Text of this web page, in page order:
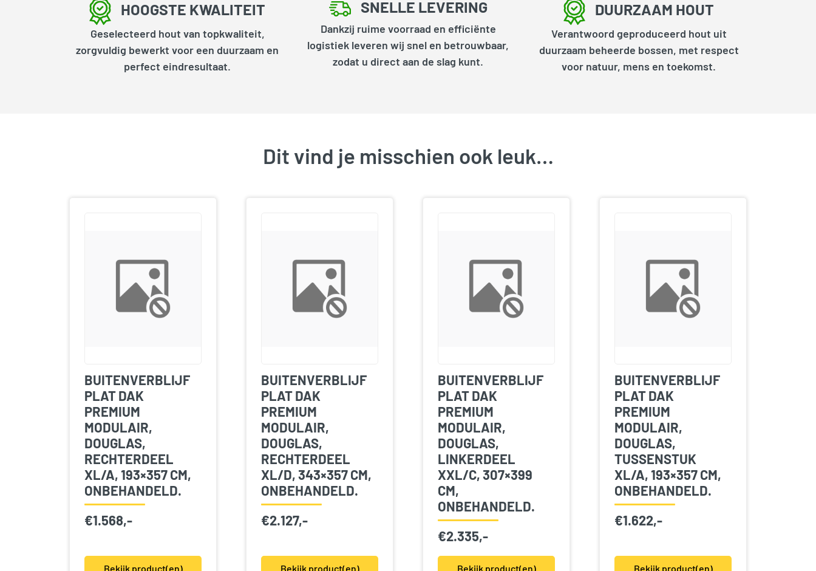
HOOGSTE KWALITEIT
Geselecteerd hout van topkwaliteit,
zorgvuldig bewerkt voor een duurzaam en
perfect eindresultaat.
SNELLE LEVERING
Dankzij ruime voorraad en efficiënte
logistiek leveren wij snel en betrouwbaar,
zodat u direct aan de slag kunt.
DUURZAAM HOUT
Verantwoord geproduceerd hout uit
duurzaam beheerde bossen, met respect
voor natuur, mens en toekomst.
Dit vind je misschien ook leuk…
BUITENVERBLIJF
PLAT DAK
PREMIUM
MODULAIR,
DOUGLAS,
RECHTERDEEL
XL/A, 193×357 CM,
ONBEHANDELD.
€1.568,-
Bekijk product(en)
BUITENVERBLIJF
PLAT DAK
PREMIUM
MODULAIR,
DOUGLAS,
RECHTERDEEL
XL/D, 343×357 CM,
ONBEHANDELD.
€2.127,-
Bekijk product(en)
BUITENVERBLIJF
PLAT DAK
PREMIUM
MODULAIR,
DOUGLAS,
LINKERDEEL
XXL/C, 307×399
CM,
ONBEHANDELD.
€2.335,-
Bekijk product(en)
BUITENVERBLIJF
PLAT DAK
PREMIUM
MODULAIR,
DOUGLAS,
TUSSENSTUK
XL/A, 193×357 CM,
ONBEHANDELD.
€1.622,-
Bekijk product(en)